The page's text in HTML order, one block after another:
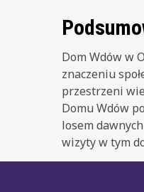
Dom Wdów w
znaczeniu
przestrzeni
Domu Wdów
losem
wizyty w tym